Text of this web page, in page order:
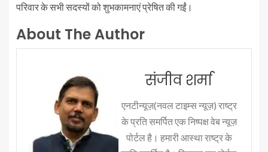
परिवार के सभी सदस्यों को शुभकामनाएं प्रेषित की गईं।
About The Author
संजीव शर्मा
एनटीन्यूज़(नवल टाइम्स न्यूज़) राष्ट्र
के प्रति समर्पित एक निष्पक्ष वेब न्यूज़
पोर्टल है। हमारी आस्था राष्ट्र के